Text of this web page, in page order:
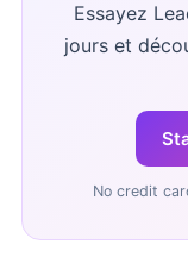
Essayez
jours et
No credit